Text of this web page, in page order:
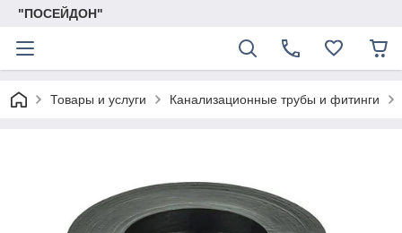
"ПОСЕЙДОН"
Товары и услуги Канализационные трубы и фитинги